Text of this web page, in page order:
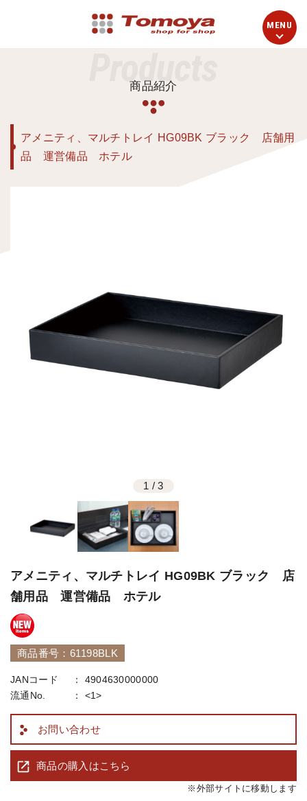
Products
商品紹介
アメニティ、マルチトレイ HG09BK ブラック 店舗用
品 運営備品 ホテル
1 /3
アメニティ、マルチトレイ HG09BK ブラック 店
舗用品 運営備品 ホテル
商品番号：61198BLK
JANコード
4904630000000
流通No.
<1>
お問い合わせ
商品の購入はこちら
※外部サイトに移動します